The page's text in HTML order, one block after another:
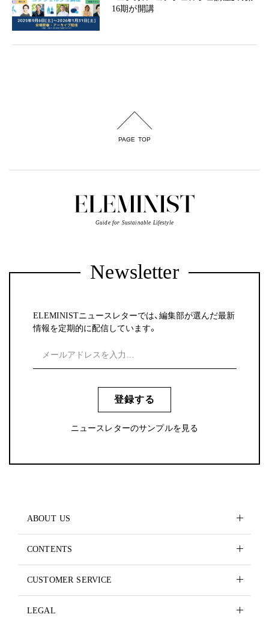
16期が開講
PAGE TOP
Guide for Sustainable Lifestyle
Newsletter
ELEMINISTニュースレターでは、編集部が選んだ最新
情報を定期的に配信しています。
登録する
ニュースレターのサンプルを見る
ABOUT US
CONTENTS
CUSTOMER SERVICE
LEGAL